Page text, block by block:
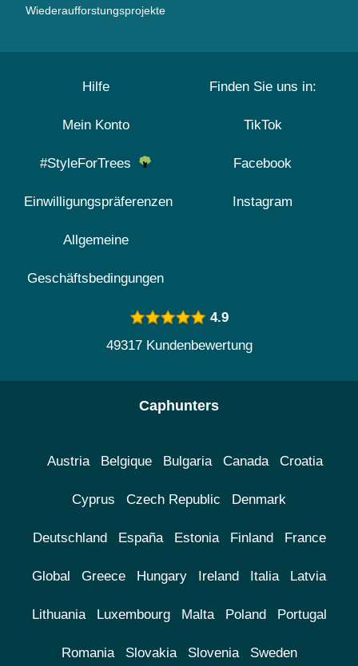
Wiederaufforstungsprojekte
Hilfe
Mein Konto
#StyleForTrees
Einwilligungspräferenzen
Allgemeine
Geschäftsbedingungen
Finden Sie uns in:
TikTok
Facebook
Instagram
4.9
49317 Kundenbewertung
Caphunters
Austria Belgique Bulgaria Canada Croatia
Cyprus Czech Republic Denmark
Deutschland España Estonia Finland France
Global Greece Hungary Ireland Italia Latvia
Lithuania Luxembourg Malta Poland Portugal
Romania Slovakia Slovenia Sweden